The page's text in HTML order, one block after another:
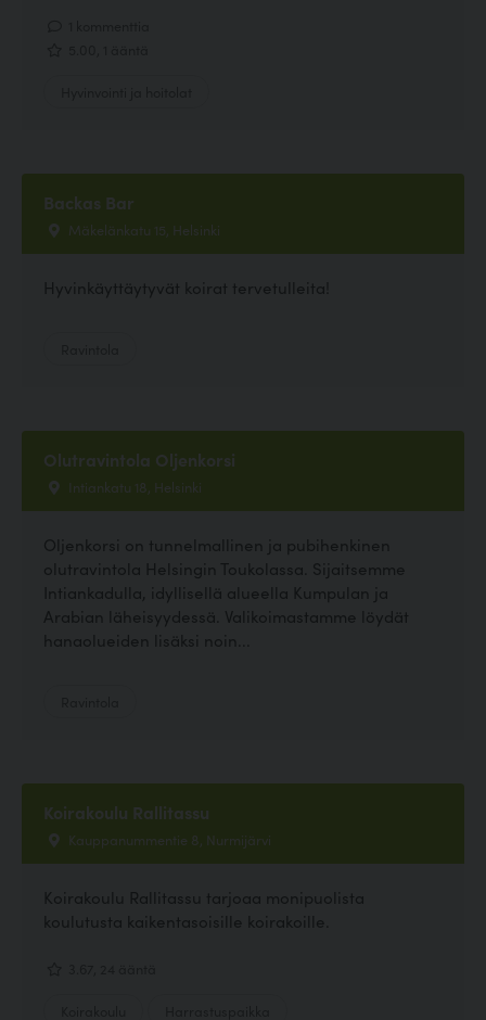
Backas Bar
Mäkelänkatu 15, Helsinki
Hyvinkäyttäytyvät koirat tervetulleita!
Olutravintola Oljenkorsi
Intiankatu 18, Helsinki
Oljenkorsi on tunnelmallinen ja pubihenkinen
olutravintola Helsingin Toukolassa. Sijaitsemme
Intiankadulla, idyllisellä alueella Kumpulan ja
Arabian läheisyydessä. Valikoimastamme löydät
hanaolueiden lisäksi noin...
Koirakoulu Rallitassu
Kauppanummentie 8, Nurmijärvi
Koirakoulu Rallitassu tarjoaa monipuolista
koulutusta kaikentasoisille koirakoille.